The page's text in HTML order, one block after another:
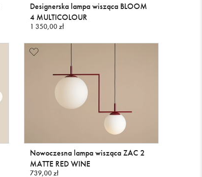
Designerska lampa wisząca BLOOM
4 MULTICOLOUR
1 350,00 zł
Nowoczesna lampa wisząca ZAC 2
MATTE RED WINE
739,00 zł